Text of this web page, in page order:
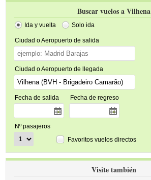
Buscar vuelos a Vilhena
Ida y vuelta Solo ida
Ciudad o Aeropuerto de salida
Ciudad o Aeropuerto de llegada
Fecha de salida Fecha de regreso
Nº pasajeros
Favoritos vuelos directos
Visite también